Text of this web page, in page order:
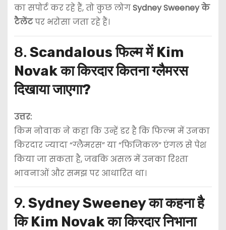
का सपोर्ट कर रहे हैं, तो कुछ लोगSydney Sweeney के
टैलेंटपर भरोसा जता रहे हैं।
8. Scandalous फिल्म में Kim
Novak का किरदार कितना ग्लैमरस
दिखाया जाएगा?
उत्तर:
किम नोवाक ने कहा कि उन्हें डर है कि फिल्म में उनका
किरदार ज्यादा “ग्लैमरस” या “फिजिकल” एंगल से पेश
किया जा सकता है, जबकि असल में उनका रिश्ता
भावनाओं और समझ पर आधारित था।
9. Sydney Sweeney का कहना है
कि Kim Novak का किरदार निभाना